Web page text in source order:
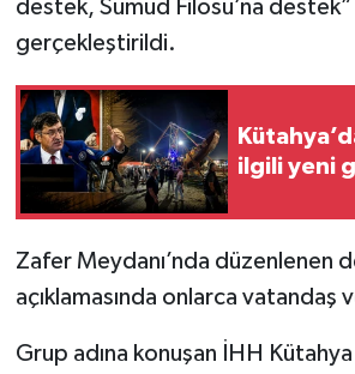
destek, Sumud Filosu’na destek”
gerçekleştirildi.
ilgili yeni
Zafer Meydanı’nda düzenlenen
açıklamasında onlarca vatandaş
Grup adına konuşan İHH
İlçeler
Köşe Yazıları
Kültür Sanat
Magazin
Otomobil